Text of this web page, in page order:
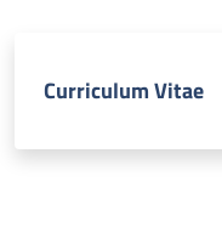
Curriculum Vitae